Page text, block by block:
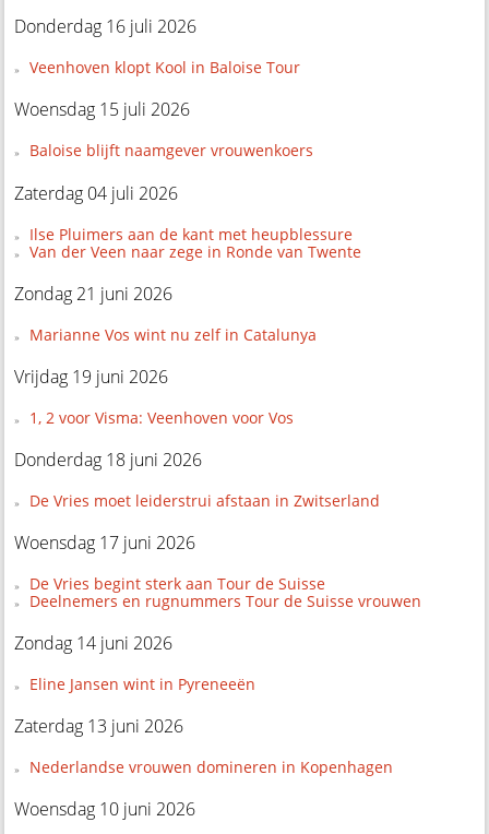
Donderdag 16 juli 2026
Veenhoven klopt Kool in Baloise Tour
Woensdag 15 juli 2026
Baloise blijft naamgever vrouwenkoers
Zaterdag 04 juli 2026
Ilse Pluimers aan de kant met heupblessure
Van der Veen naar zege in Ronde van Twente
Zondag 21 juni 2026
Marianne Vos wint nu zelf in Catalunya
Vrijdag 19 juni 2026
1, 2 voor Visma: Veenhoven voor Vos
Donderdag 18 juni 2026
De Vries moet leiderstrui afstaan in Zwitserland
Woensdag 17 juni 2026
De Vries begint sterk aan Tour de Suisse
Deelnemers en rugnummers Tour de Suisse vrouwen
Zondag 14 juni 2026
Eline Jansen wint in Pyreneeën
Zaterdag 13 juni 2026
Nederlandse vrouwen domineren in Kopenhagen
Woensdag 10 juni 2026